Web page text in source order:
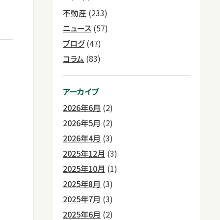
不動産 (233)
ニュース (57)
ブログ(47)
コラム (83)
アーカイブ
2026年6月 (2)
2026年5月 (2)
2026年4月 (3)
2025年12月 (3)
2025年10月 (1)
2025年8月 (3)
2025年7月 (3)
2025年6月 (2)